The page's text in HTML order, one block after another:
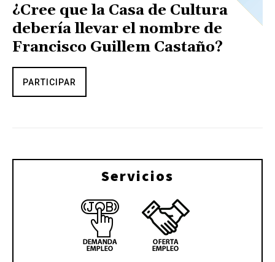
¿Cree que la Casa de Cultura
debería llevar el nombre de
Francisco Guillem Castaño?
PARTICIPAR
Servicios